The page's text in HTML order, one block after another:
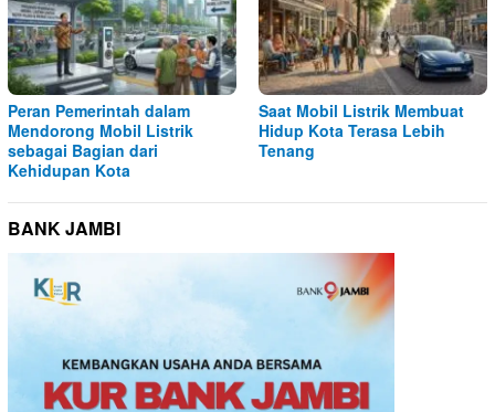
Peran Pemerintah dalam
Mendorong Mobil Listrik
sebagai Bagian dari
Kehidupan Kota
Saat Mobil Listrik Membuat
Hidup Kota Terasa Lebih
Tenang
BANK JAMBI